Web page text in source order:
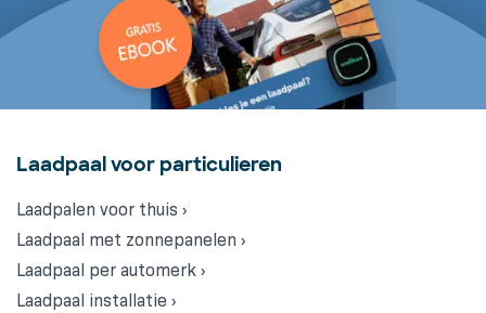
Laadpaal voor particulieren
Laadpalen voor thuis ›
Laadpaal met zonnepanelen ›
Laadpaal per automerk ›
Laadpaal installatie ›